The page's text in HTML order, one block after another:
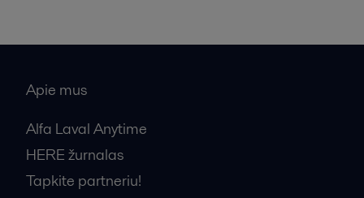
Apie mus
Alfa Laval Anytime
HERE žurnalas
Tapkite partneriu!